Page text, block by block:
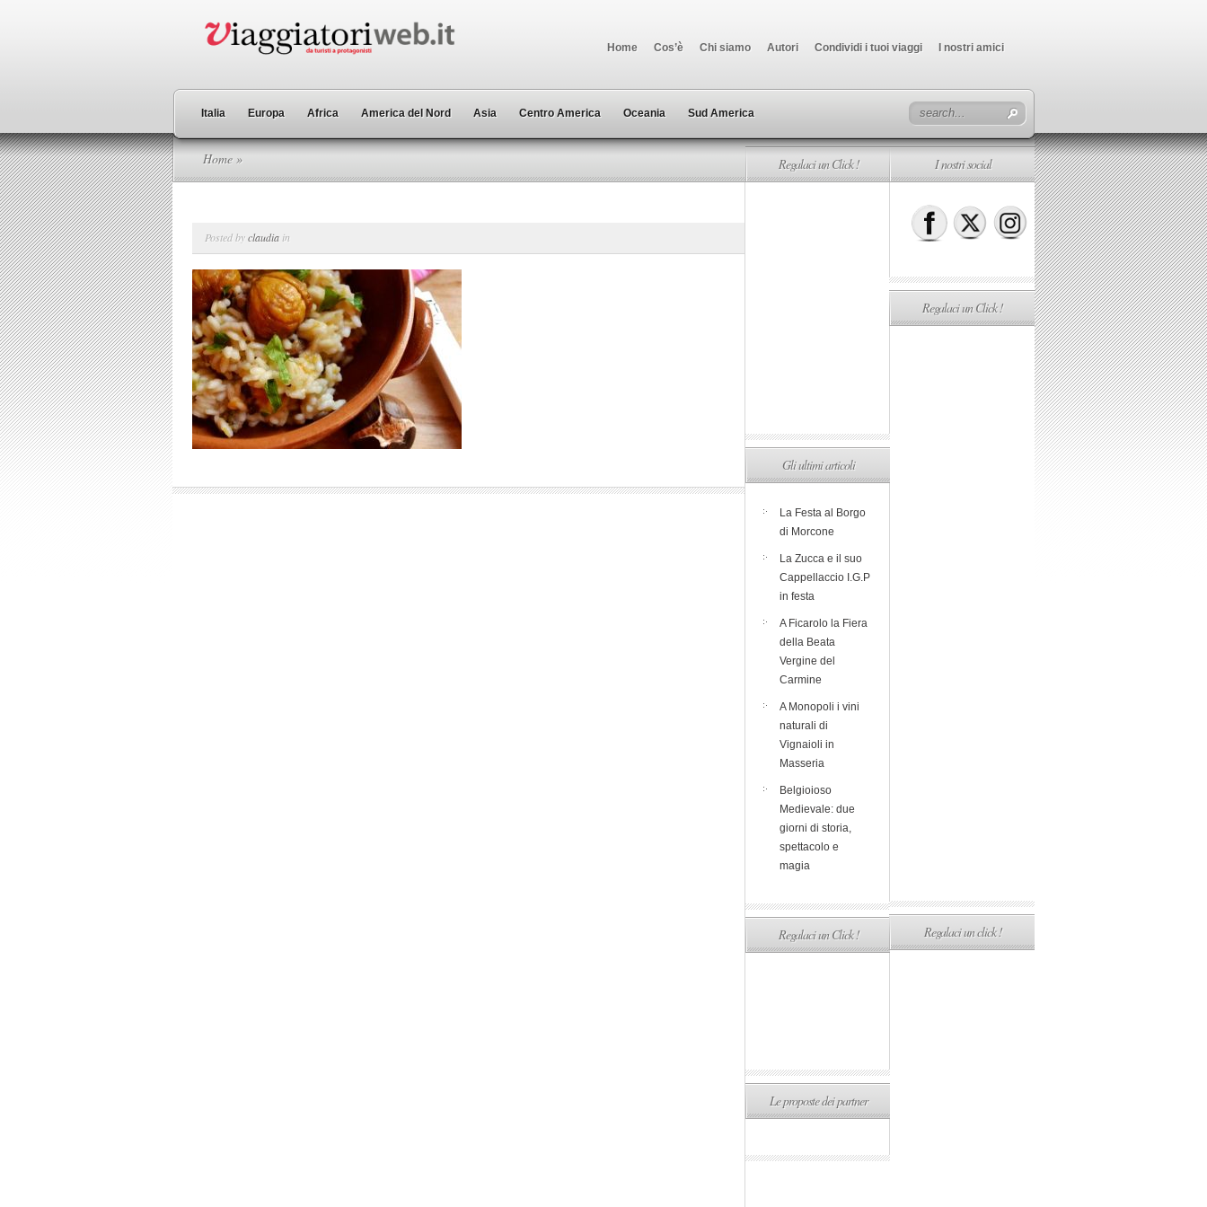
Home Cos’è Chi siamo Autori Condividi i tuoi viaggi I nostri amici
Italia Europa Africa America del Nord Asia Centro America Oceania Sud America
Home »
Posted byclaudia in
Regalaci un Click !
Gli ultimi articoli
La Festa al Borgo
di Morcone
La Zucca e il suo
Cappellaccio I.G.P
in festa
A Ficarolo la Fiera
della Beata
Vergine del
Carmine
A Monopoli i vini
naturali di
Vignaioli in
Masseria
Belgioioso
Medievale: due
giorni di storia,
spettacolo e
magia
Regalaci un Click !
Le proposte dei partner
I nostri social
Regalaci un Click !
Regalaci un click !